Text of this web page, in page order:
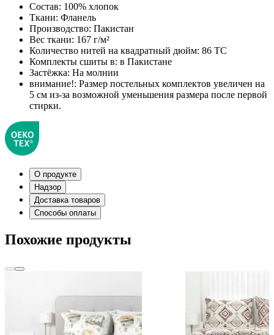
Состав: 100% хлопок
Ткани: Фланель
Производство: Пакистан
Вес ткани: 167 г/м²
Количество нитей на квадратный дюйм: 86 TC
Комплекты сшиты в: в Пакистане
Застёжка: На молнии
внимание!: Размер постельных комплектов увеличен на
5 см из-за возможной уменьшения размера после первой
стирки.
О продукте
Надзор
Доставка товаров
Способы оплаты
Похожие продукты